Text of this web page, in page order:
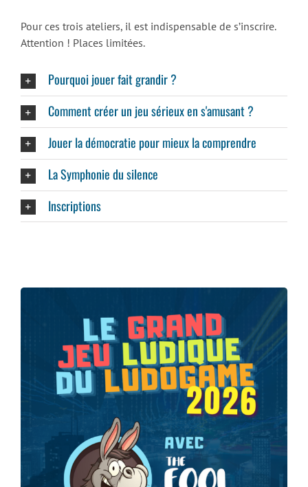
Pour ces trois ateliers, il est indispensable de s’inscrire.
Attention ! Places limitées.
Pourquoi jouer fait grandir ?
Comment créer un jeu sérieux en s'amusant ?
Jouer la démocratie pour mieux la comprendre
La Symphonie du silence
Inscriptions